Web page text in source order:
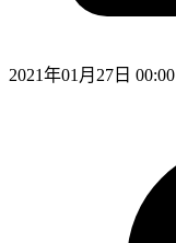
2021年01月27日 00:00